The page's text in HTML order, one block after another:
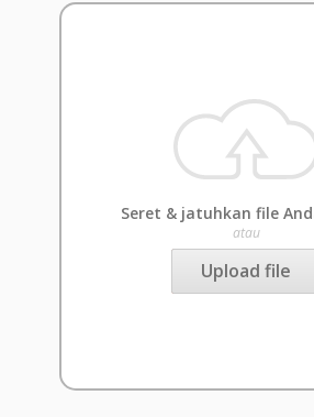
Seret & jatuhkan file
atau
Upload file